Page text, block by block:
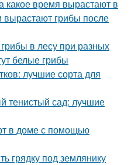
какое время вырастают в
вырастают грибы после
в лесу при разных
белые грибы
лучшие сорта для
тенистый сад: лучшие
в доме с помощью
грядку под землянику